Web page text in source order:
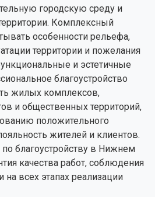
городскую среду и
Комплексный
особенности рельефа,
территории и пожелания
и эстетичные
благоустройство
жилых комплексов,
и общественных территорий,
положительного
жителей и клиентов.
благоустройству в Нижнем
качества работ, соблюдения
на всех этапах реализации